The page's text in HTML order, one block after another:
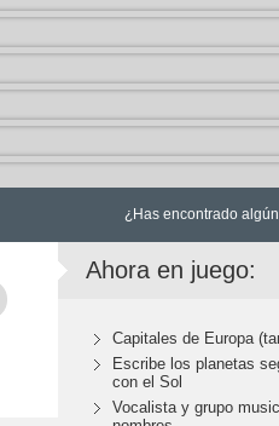
¿Has encontrado
Ahora en juego:
Capitales de Europa
Escribe los planetas
con el Sol
Vocalista y grupo